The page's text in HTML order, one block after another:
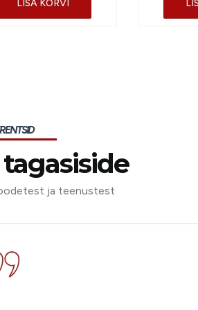
LISA KORVI
ja teenustest